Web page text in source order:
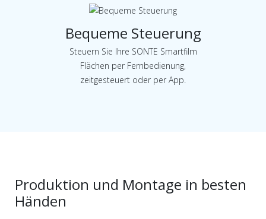
Bequeme Steuerung
Steuern Sie Ihre SONTE Smartfilm
Flächen per Fernbedienung,
zeitgesteuert oder per App.
Produktion und Montage in besten
Händen